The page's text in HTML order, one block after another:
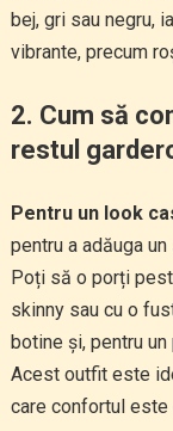
bej, gri sau negru,
vibrante, precum
2. Cum să
restul
Pentru un look
pentru a adăuga
Poți să o porți
skinny sau cu o
botine și, pentru
Acest outfit este
care confortul este